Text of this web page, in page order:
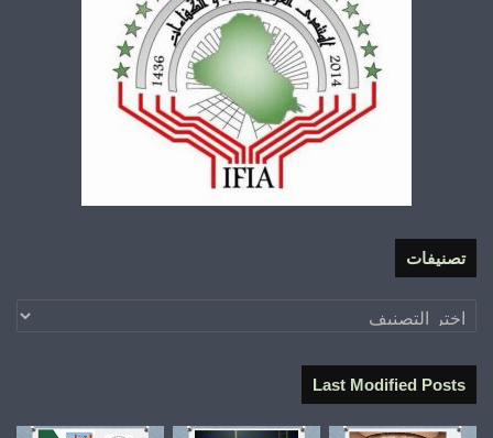
تصنيفات
تصنيفات
Last Modified Posts